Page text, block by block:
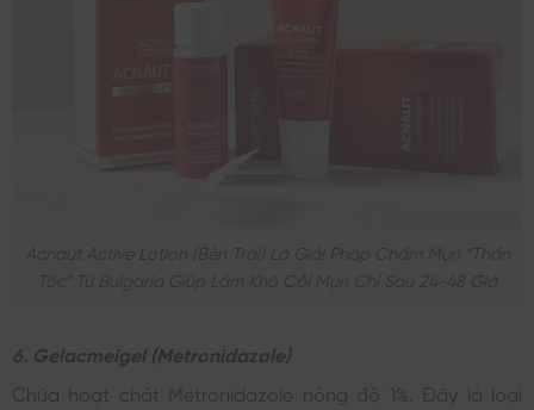
Acnaut Active Lotion (bên Trái) Là Giải Pháp Chấm Mụn “thần
Tốc” Từ Bulgaria Giúp Làm Khô Cồi Mụn Chỉ Sau 24-48 Giờ
6. Gelacmeigel (Metronidazole)
Chứa hoạt chất Metronidazole nồng độ 1%. Đây là loại